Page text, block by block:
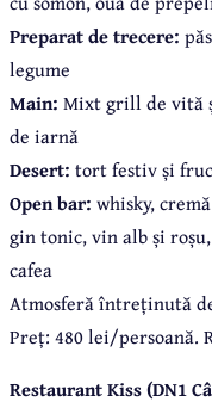
Preparat de trecere:
legume
Main: Mixt grill de vită
de iarnă
Desert: tort festiv și
Open bar: whisky,
gin tonic, vin alb și
cafea
Atmosferă întreținută
Preț: 480 lei/persoană.
Restaurant Kiss (DN1